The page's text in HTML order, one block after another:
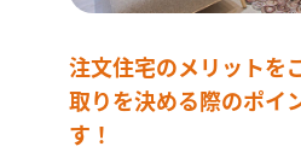
注文住宅のメリットを
取りを決める際のポイ
す！